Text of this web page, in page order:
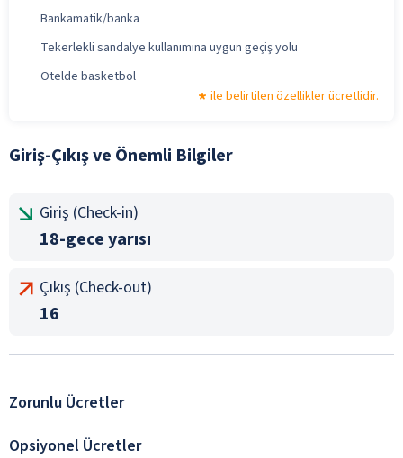
Bankamatik/banka
Tekerlekli sandalye kullanımına uygun geçiş yolu
Otelde basketbol
ile belirtilen özellikler ücretlidir.
Giriş-Çıkış ve Önemli Bilgiler
Giriş (Check-in)
18-gece yarısı
Çıkış (Check-out)
16
Zorunlu Ücretler
Opsiyonel Ücretler